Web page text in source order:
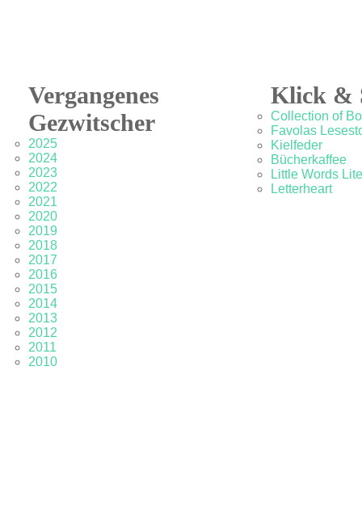
Vergangenes
Gezwitscher
2025
2024
2023
2022
2021
2020
2019
2018
2017
2016
2015
2014
2013
2012
2011
2010
Klick &
Collection of
Favolas
Kielfeder
Bücherkaffee
Little Words
Letterheart